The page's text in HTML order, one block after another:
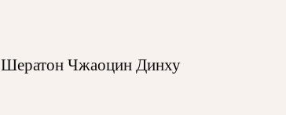
Шератон Чжаоцин Динху